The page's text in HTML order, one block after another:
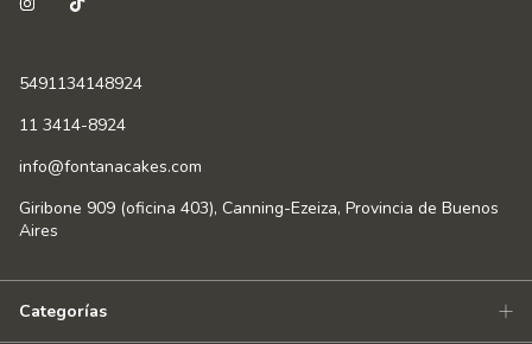
5491134148924
11 3414-8924
info@fontanacakes.com
Giribone 909 (oficina 403), Canning-Ezeiza, Provincia de Buenos
Aires
Categorías